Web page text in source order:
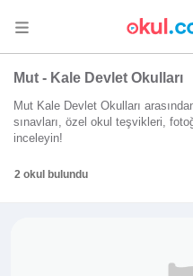
Mut - Kale Devlet Okulları
Mut Kale Devlet Okulları
sınavları, özel okul teşvikleri,
inceleyin!
2 okul bulundu